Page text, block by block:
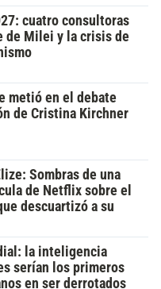
cuatro consultoras
de Milei y la crisis de
metió en el debate
de Cristina Kirchner
Sombras de una
de Netflix sobre el
descuartizó a su
la inteligencia
serían los primeros
en ser derrotados